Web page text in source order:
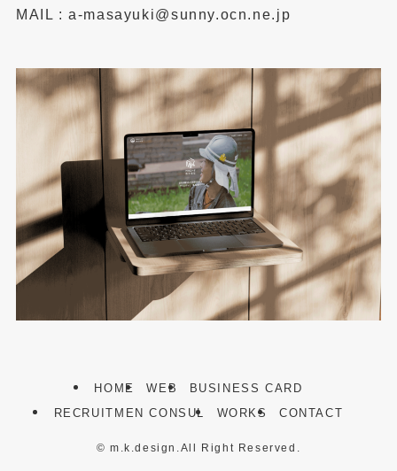
MAIL : a-masayuki@sunny.ocn.ne.jp
HOME WEB
BUSINESS CARD
RECRUITMEN CONSUL
WORKS CONTACT
© m.k.design.All Right Reserved.